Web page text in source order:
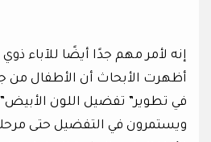
إنه لأمر مهم جدًا أيضًا للآباء
أظهرت الأبحاث أن الأطفال من
في تطوير” تفضيل اللون
ويستمرون في التفضيل حتى